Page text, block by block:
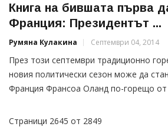
Книга на бившата първа
Франция: Президентът ...
Румяна Кулакина Септември 04, 2014
През този септември традиционно
новия политически сезон може да
Франция Франсоа Оланд по-горещо от
Страници 2645 от 2849